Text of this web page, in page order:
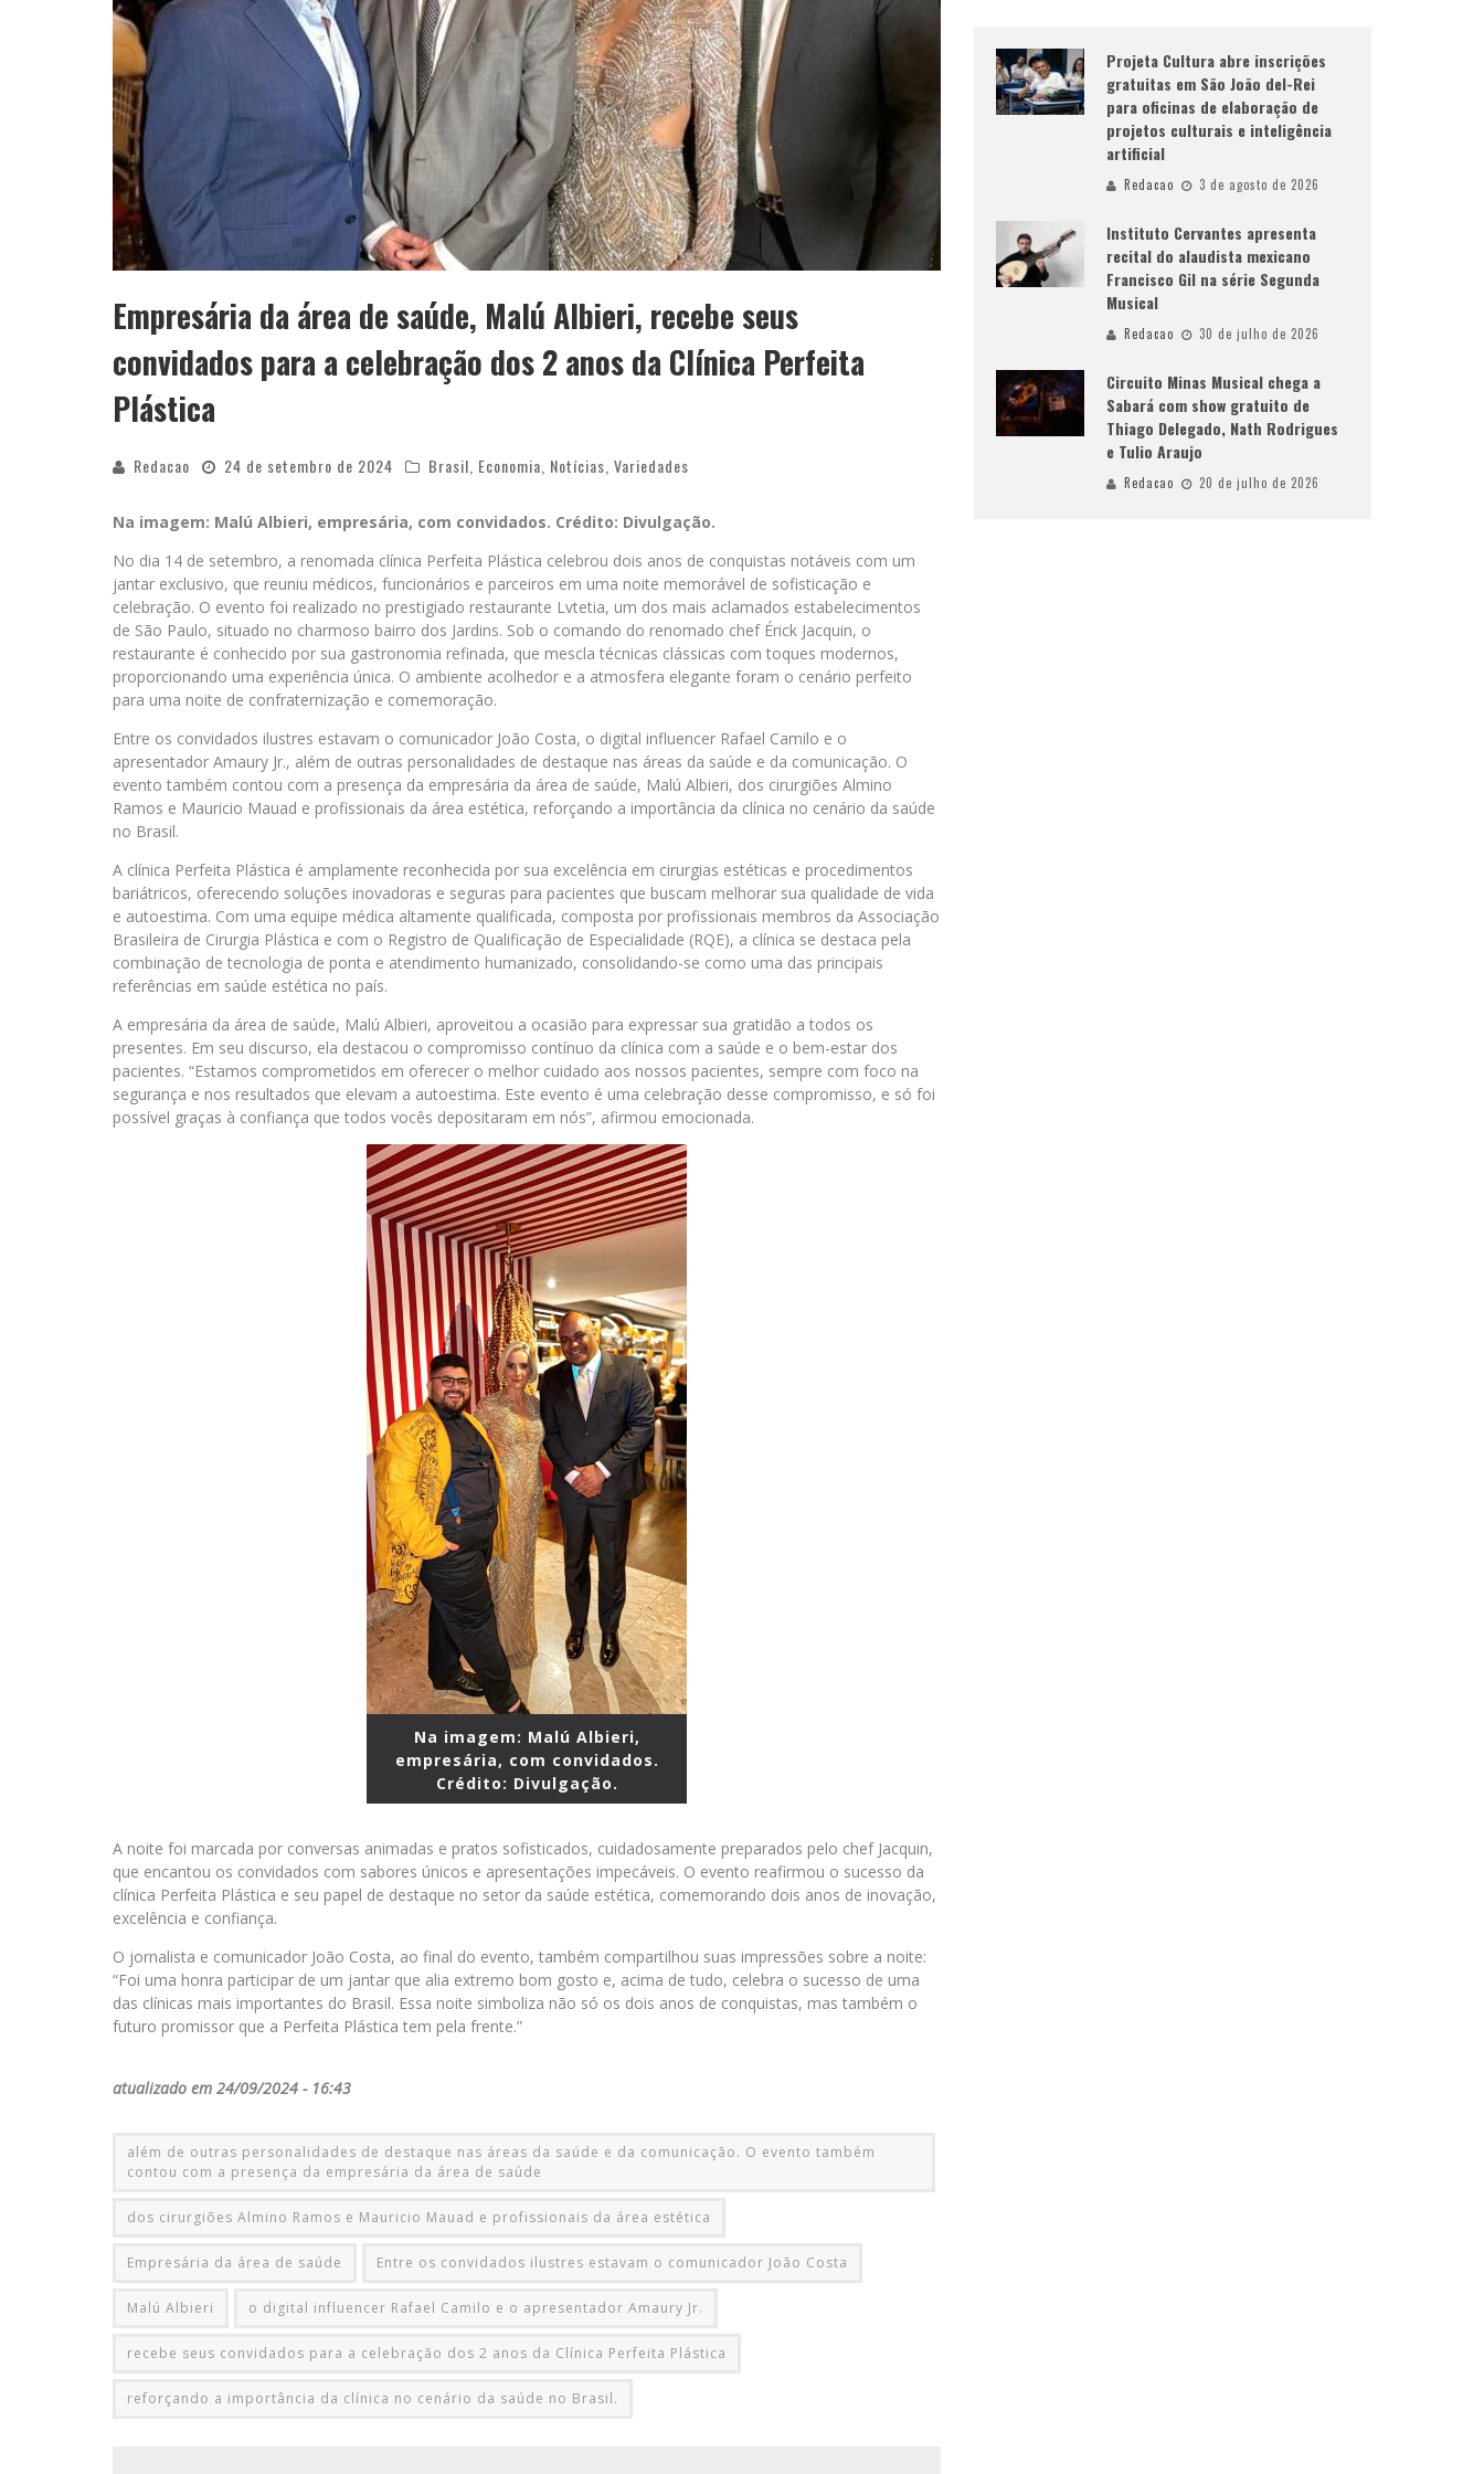
Empresária da área de saúde, Malú Albieri, recebe seus
convidados para a celebração dos 2 anos da Clínica Perfeita
Plástica
Redacao 24 de setembro de 2024 Brasil Economia Notícias Variedades
Na imagem: Malú Albieri, empresária, com convidados. Crédito: Divulgação.
No dia 14 de setembro, a renomada clínica Perfeita Plástica celebrou dois anos de conquistas notáveis com um
jantar exclusivo, que reuniu médicos, funcionários e parceiros em uma noite memorável de sofisticação e
celebração. O evento foi realizado no prestigiado restaurante Lvtetia, um dos mais aclamados estabelecimentos
de São Paulo, situado no charmoso bairro dos Jardins. Sob o comando do renomado chef Érick Jacquin, o
restaurante é conhecido por sua gastronomia refinada, que mescla técnicas clássicas com toques modernos,
proporcionando uma experiência única. O ambiente acolhedor e a atmosfera elegante foram o cenário perfeito
para uma noite de confraternização e comemoração.
Entre os convidados ilustres estavam o comunicador João Costa, o digital influencer Rafael Camilo e o
apresentador Amaury Jr., além de outras personalidades de destaque nas áreas da saúde e da comunicação. O
evento também contou com a presença da empresária da área de saúde, Malú Albieri, dos cirurgiões Almino
Ramos e Mauricio Mauad e profissionais da área estética, reforçando a importância da clínica no cenário da saúde
no Brasil.
A clínica Perfeita Plástica é amplamente reconhecida por sua excelência em cirurgias estéticas e procedimentos
bariátricos, oferecendo soluções inovadoras e seguras para pacientes que buscam melhorar sua qualidade de vida
e autoestima. Com uma equipe médica altamente qualificada, composta por profissionais membros da Associação
Brasileira de Cirurgia Plástica e com o Registro de Qualificação de Especialidade (RQE), a clínica se destaca pela
combinação de tecnologia de ponta e atendimento humanizado, consolidando-se como uma das principais
referências em saúde estética no país.
A empresária da área de saúde, Malú Albieri, aproveitou a ocasião para expressar sua gratidão a todos os
presentes. Em seu discurso, ela destacou o compromisso contínuo da clínica com a saúde e o bem-estar dos
pacientes. “Estamos comprometidos em oferecer o melhor cuidado aos nossos pacientes, sempre com foco na
segurança e nos resultados que elevam a autoestima. Este evento é uma celebração desse compromisso, e só foi
possível graças à confiança que todos vocês depositaram em nós”, afirmou emocionada.
Na imagem: Malú Albieri,
empresária, com convidados.
Crédito: Divulgação.
A noite foi marcada por conversas animadas e pratos sofisticados, cuidadosamente preparados pelo chef Jacquin,
que encantou os convidados com sabores únicos e apresentações impecáveis. O evento reafirmou o sucesso da
clínica Perfeita Plástica e seu papel de destaque no setor da saúde estética, comemorando dois anos de inovação,
excelência e confiança.
O jornalista e comunicador João Costa, ao final do evento, também compartilhou suas impressões sobre a noite:
“Foi uma honra participar de um jantar que alia extremo bom gosto e, acima de tudo, celebra o sucesso de uma
das clínicas mais importantes do Brasil. Essa noite simboliza não só os dois anos de conquistas, mas também o
futuro promissor que a Perfeita Plástica tem pela frente.”
atualizado em 24/09/2024 - 16:43
além de outras personalidades de destaque nas áreas da saúde e da comunicação. O evento também
contou com a presença da empresária da área de saúde
dos cirurgiões Almino Ramos e Mauricio Mauad e profissionais da área estética
Empresária da área de saúde Entre os convidados ilustres estavam o comunicador João Costa
Malú Albieri o digital influencer Rafael Camilo e o apresentador Amaury Jr.
recebe seus convidados para a celebração dos 2 anos da Clínica Perfeita Plástica
reforçando a importância da clínica no cenário da saúde no Brasil.
Projeta Cultura abre inscrições
gratuitas em São João del-Rei
para oficinas de elaboração de
projetos culturais e inteligência
artificial
Redacao 3 de agosto de 2026
Instituto Cervantes apresenta
recital do alaudista mexicano
Francisco Gil na série Segunda
Musical
Redacao 30 de julho de 2026
Circuito Minas Musical chega a
Sabará com show gratuito de
Thiago Delegado, Nath Rodrigues
e Tulio Araujo
Redacao 20 de julho de 2026